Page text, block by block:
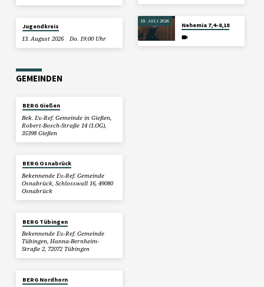
Jugendkreis
13. August 2026
Do. 19:00 Uhr
19. JULI 2026
Nehemia 7,4–8,18
GEMEINDEN
BERG Gießen
Bek. Ev.-Ref. Gemeinde in Gießen,
Robert-Bosch-Straße 14 (1.OG),
35398 Gießen
BERG Osnabrück
Bekennende Ev.-Ref. Gemeinde
Osnabrück, Schlosswall 16, 49080
Osnabrück
BERG Tübingen
Bekennende Ev.-Ref. Gemeinde
Tübingen, Hanna-Bernheim-
Straße 2, 72072 Tübingen
BERG Nordhorn